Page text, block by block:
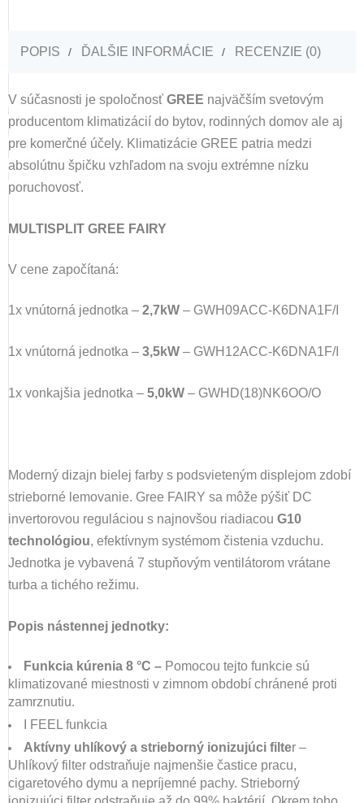
POPIS ĎALŠIE INFORMÁCIE RECENZIE (0)
V súčasnosti je spoločnosť GREE najväčším svetovým
producentom klimatizácií do bytov, rodinných domov ale aj
pre komerčné účely. Klimatizácie GREE patria medzi
absolútnu špičku vzhľadom na svoju extrémne nízku
poruchovosť.
MULTISPLIT GREE FAIRY
V cene započítaná:
1x vnútorná jednotka – 2,7kW – GWH09ACC-K6DNA1F/I
1x vnútorná jednotka – 3,5kW – GWH12ACC-K6DNA1F/I
1x vonkajšia jednotka – 5,0kW – GWHD(18)NK6OO/O
Moderný dizajn bielej farby s podsvieteným displejom zdobí
strieborné lemovanie. Gree FAIRY sa môže pýšiť DC
invertorovou reguláciou s najnovšou riadiacou G10
technológiou, efektívnym systémom čistenia vzduchu.
Jednotka je vybavená 7 stupňovým ventilátorom vrátane
turba a tichého režimu.
Popis nástennej jednotky:
Funkcia kúrenia 8 °C – Pomocou tejto funkcie sú
klimatizované miestnosti v zimnom období chránené proti
zamrznutiu.
I FEEL funkcia
Aktívny uhlíkový a strieborný ionizujúci filter –
Uhlíkový filter odstraňuje najmenšie častice pracu,
cigaretového dymu a nepríjemné pachy. Strieborný